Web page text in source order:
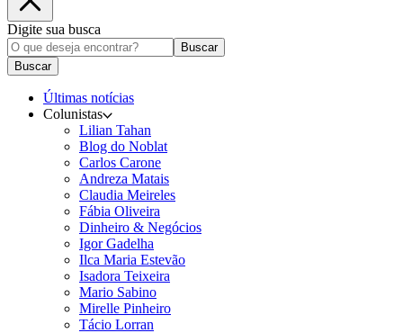
Digite sua busca
Buscar
Buscar
Últimas notícias
Colunistas
Lilian Tahan
Blog do Noblat
Carlos Carone
Andreza Matais
Claudia Meireles
Fábia Oliveira
Dinheiro & Negócios
Igor Gadelha
Ilca Maria Estevão
Isadora Teixeira
Mario Sabino
Mirelle Pinheiro
Tácio Lorran